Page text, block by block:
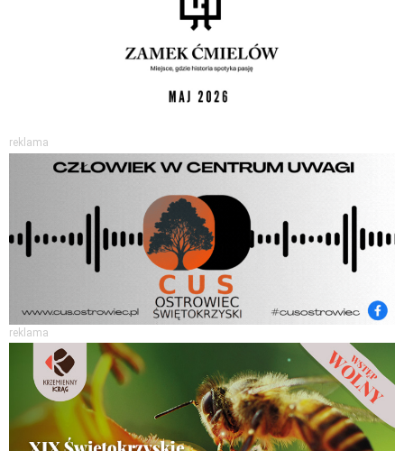
reklama
reklama